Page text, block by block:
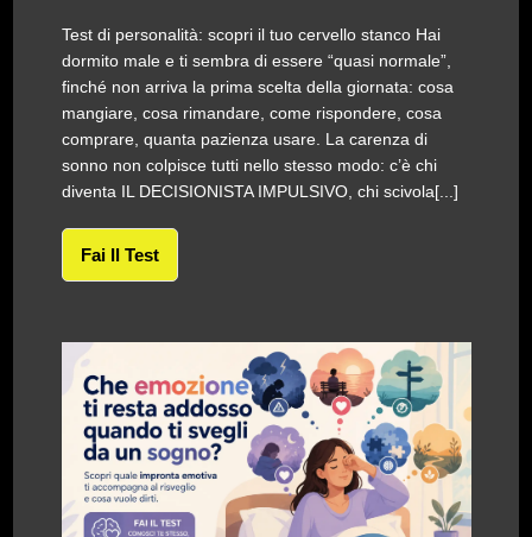
Test di personalità: scopri il tuo cervello stanco Hai
dormito male e ti sembra di essere “quasi normale”,
finché non arriva la prima scelta della giornata: cosa
mangiare, cosa rimandare, come rispondere, cosa
comprare, quanta pazienza usare. La carenza di
sonno non colpisce tutti nello stesso modo: c’è chi
diventa IL DECISIONISTA IMPULSIVO, chi scivola[...]
Fai Il Test